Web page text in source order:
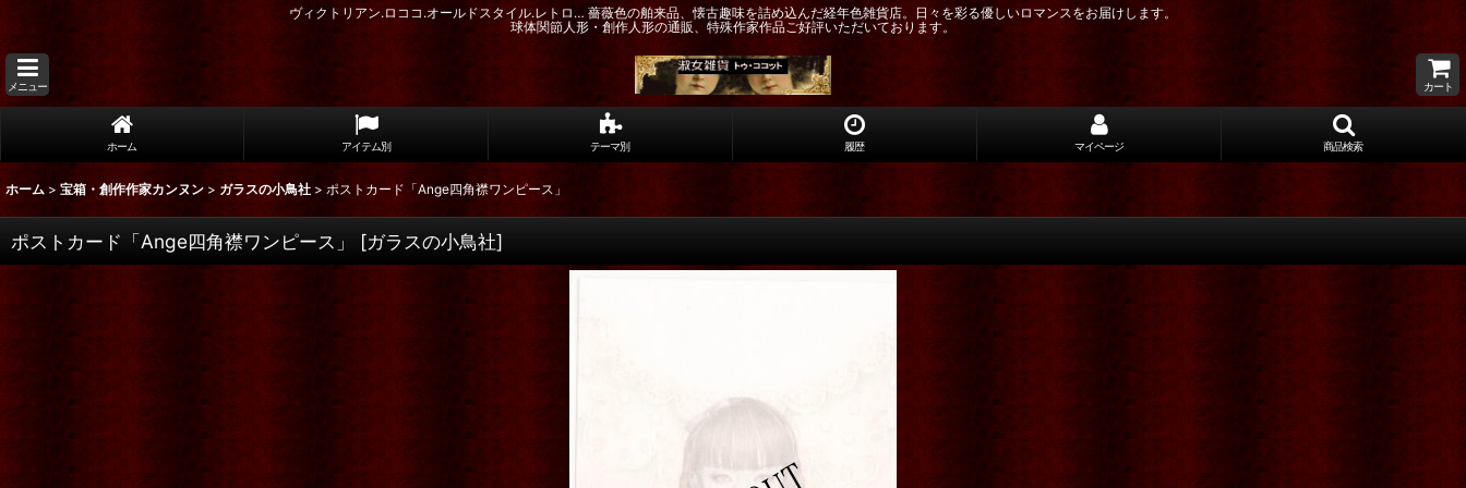
ヴィクトリアン.ロココ.オールドスタイル.レトロ… 薔薇色の舶来品、懐古趣味を詰め込んだ経年色雑貨店。日々を彩る優しいロマンスをお届けします。
球体関節人形・創作人形の通販、特殊作家作品ご好評いただいております。
メニュー カート
ホーム アイテム別 テーマ別 履歴 マイページ 商品検索
ホーム > 宝箱・創作作家カンヌン > ガラスの小鳥社 > ポストカード「Ange四角襟ワンピース」
ポストカード「Ange四角襟ワンピース」 [ガラスの小鳥社]